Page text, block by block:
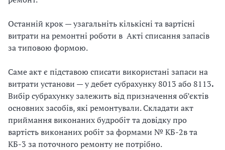
Останній крок — узагальніть кількісні та вартісні
витрати на ремонтні роботи в Акті списання запасів
за типовою формою.
Саме акт є підставою списати використані запаси на
витрати установи — у дебет субрахунку 8013 або 8113.
Вибір субрахункузалежить від призначення об’єктів
основних засобів, які ремонтували. Складати акт
приймання виконаних будробіт та довідку про
вартість виконаних робіт за формами № КБ-2в та
КБ-3 за поточного ремонту не потрібно.